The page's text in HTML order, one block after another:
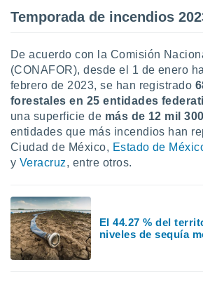
crear un
uso de
la
contenido
medir el
de la
del
de
o a través
de
de
Temporada de incendios
De acuerdo con la Comisión
(CONAFOR), desde el 1 de enero
febrero de 2023, se han registrado
forestales en 25 entidades
una superficie de más de 12 mil
entidades que más incendios han
Ciudad de México, Estado de
y Veracruz, entre otros.
El 44.27 % del
niveles de sequía